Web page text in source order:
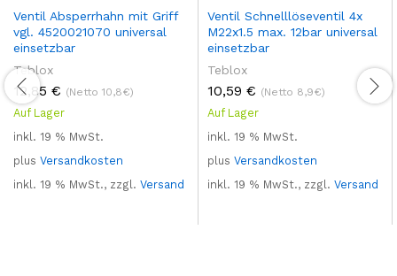
Ventil Absperrhahn mit Griff
vgl. 4520021070 universal
einsetzbar
Teblox
12,85 € (Netto 10,8€)
Auf Lager
inkl. 19 % MwSt.
plus Versandkosten
inkl. 19 % MwSt., zzgl. Versand
Ventil Schnelllöseventil 4x
M22x1.5 max. 12bar universal
einsetzbar
Teblox
10,59 € (Netto 8,9€)
Auf Lager
inkl. 19 % MwSt.
plus Versandkosten
inkl. 19 % MwSt., zzgl. Versand